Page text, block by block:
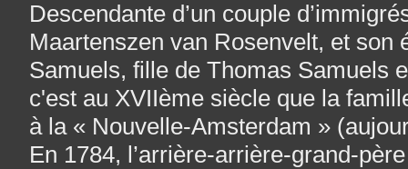
Descendante d’un couple
Maartenszen van Rosenvelt, et son
Samuels, fille de Thomas Samuels
c'est au XVIIème siècle que la
à la « Nouvelle-Amsterdam »
En 1784, l’arrière-arrière-grand-